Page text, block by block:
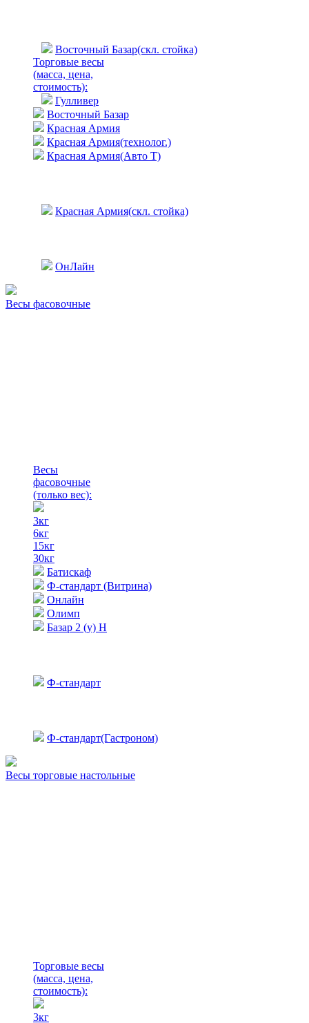
Восточный Базар(скл. стойка)
Торговые весы
(масса, цена,
стоимость):
Гулливер
Восточный Базар
Красная Армия
Красная Армия(технолог.)
Красная Армия(Авто Т)
Красная Армия(скл. стойка)
ОнЛайн
Весы фасовочные
Весы
фасовочные
(только вес):
3кг
6кг
15кг
30кг
Батискаф
Ф-стандарт (Витрина)
Онлайн
Олимп
Базар 2 (у) Н
Ф-стандарт
Ф-стандарт(Гастроном)
Весы торговые настольные
Торговые весы
(масса, цена,
стоимость):
3кг